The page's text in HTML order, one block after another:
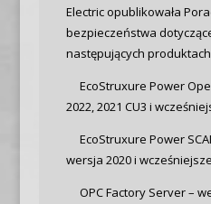
Electric opublikowała
bezpieczeństwa
następujących
EcoStruxure Power
2022, 2021 CU3 i
EcoStruxure Power
wersja 2020 i wcześniejsze
OPC Factory Server –